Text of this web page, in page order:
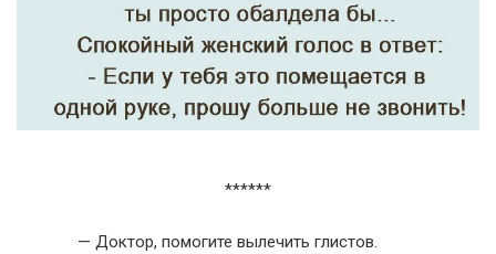
******
— Доктор, помогите вылечить глистов.